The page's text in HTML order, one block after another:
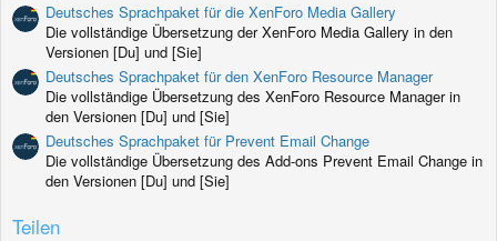
Deutsches Sprachpaket für die XenForo Media Gallery
Die vollständige Übersetzung der XenForo Media Gallery in den
Versionen [Du] und [Sie]
Deutsches Sprachpaket für den XenForo Resource Manager
Die vollständige Übersetzung des XenForo Resource Manager in
den Versionen [Du] und [Sie]
Deutsches Sprachpaket für Prevent Email Change
Die vollständige Übersetzung des Add-ons Prevent Email Change in
den Versionen [Du] und [Sie]
Teilen